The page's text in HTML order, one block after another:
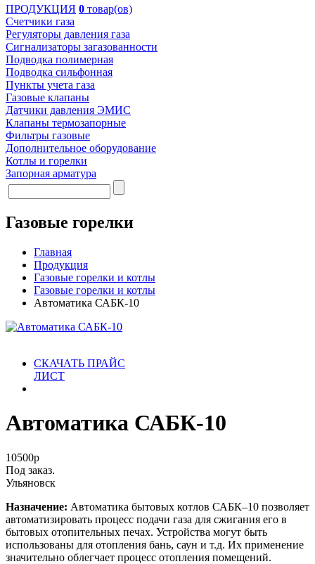
ПРОДУКЦИЯ 0 товар(ов)
Счетчики газа
Регуляторы давления газа
Сигнализаторы загазованности
Подводка полимерная
Подводка сильфонная
Пункты учета газа
Газовые клапаны
Датчики давления ЭМИС
Клапаны термозапорные
Фильтры газовые
Дополнительное оборудование
Котлы и горелки
Запорная арматура
Газовые горелки
Главная
Продукция
Газовые горелки и котлы
Газовые горелки и котлы
Автоматика САБК-10
СКАЧАТЬ ПРАЙС
ЛИСТ
Автоматика САБК-10
10500р
Под заказ.
Ульяновск
Назначение: Автоматика бытовых котлов САБК–10 позволяет
автоматизировать процесс подачи газа для сжигания его в
бытовых отопительных печах. Устройства могут быть
использованы для отопления бань, саун и т.д. Их применение
значительно облегчает процесс отопления помещений.